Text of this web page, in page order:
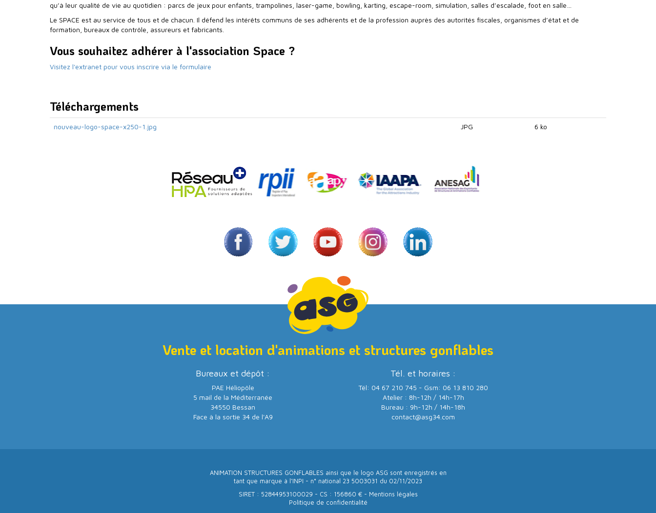
qu’à leur qualité de vie au quotidien : parcs de jeux pour enfants, trampolines, laser-game, bowling, karting, escape-room, simulation, salles d’escalade, foot en salle…
Le SPACE est au service de tous et de chacun. Il défend les intérêts communs de ses adhérents et de la profession auprès des autorités fiscales, organismes d’état et de
formation, bureaux de contrôle, assureurs et fabricants.
Vous souhaitez adhérer à l'association Space ?
Visitez l'extranet pour vous inscrire via le formulaire
Téléchargements
nouveau-logo-space-x250-1.jpg JPG 6 ko
Vente et location d'animations et structures gonflables
Bureaux et dépôt :
PAE Héliopôle
5 mail de la Méditerranée
34550 Bessan
Face à la sortie 34 de l'A9
Tél. et horaires :
Tél: 04 67 210 745 - Gsm: 06 13 810 280
Atelier : 8h-12h / 14h-17h
Bureau : 9h-12h / 14h-18h
contact@asg34.com
ANIMATION STRUCTURES GONFLABLES ainsi que le logo ASG sont enregistrés en
tant que marque à l’INPI - n° national 23 5003031 du 02/11/2023
SIRET : 52844953100029 - CS : 156860 € - Mentions légales
Politique de confidentialité